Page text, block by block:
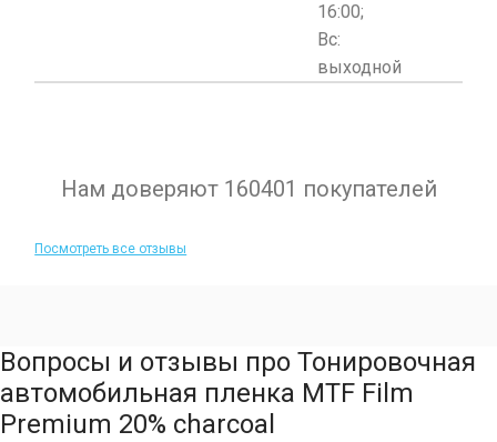
16:00;
Вс:
выходной
Нам доверяют 160401 покупателей
Посмотреть все отзывы
Вопросы и отзывы про Тонировочная
автомобильная пленка MTF Film
Premium 20% charcoal